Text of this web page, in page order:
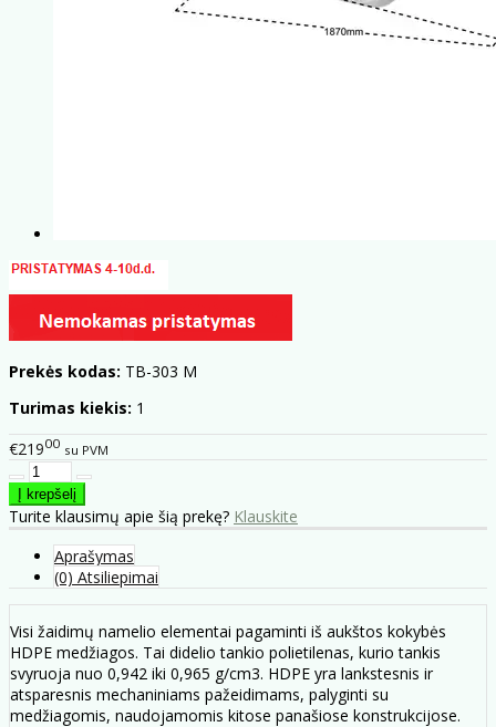
Prekės kodas: TB-303 M
Turimas kiekis: 1
€21900 su PVM
Turite klausimų apie šią prekę? Klauskite
Aprašymas
(0) Atsiliepimai
Visi žaidimų namelio elementai pagaminti iš aukštos kokybės
HDPE medžiagos. Tai didelio tankio polietilenas, kurio tankis
svyruoja nuo 0,942 iki 0,965 g/cm3. HDPE yra lankstesnis ir
atsparesnis mechaniniams pažeidimams, palyginti su
medžiagomis, naudojamomis kitose panašiose konstrukcijose.